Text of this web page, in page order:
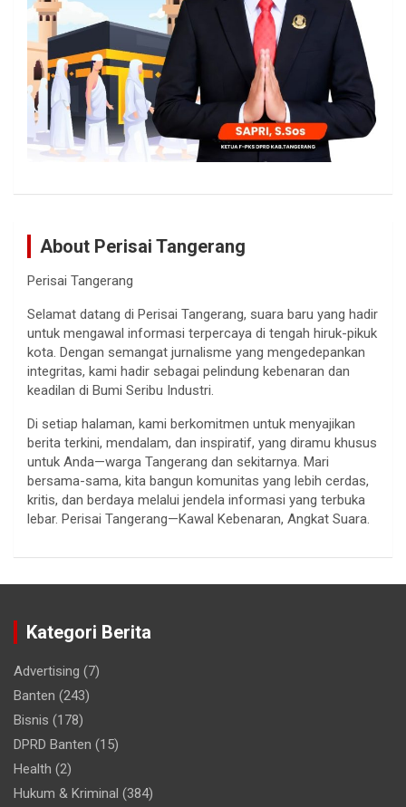
About Perisai Tangerang
Perisai Tangerang
Selamat datang di Perisai Tangerang, suara baru yang hadir
untuk mengawal informasi terpercaya di tengah hiruk-pikuk
kota. Dengan semangat jurnalisme yang mengedepankan
integritas, kami hadir sebagai pelindung kebenaran dan
keadilan di Bumi Seribu Industri.
Di setiap halaman, kami berkomitmen untuk menyajikan
berita terkini, mendalam, dan inspiratif, yang diramu khusus
untuk Anda—warga Tangerang dan sekitarnya. Mari
bersama-sama, kita bangun komunitas yang lebih cerdas,
kritis, dan berdaya melalui jendela informasi yang terbuka
lebar. Perisai Tangerang—Kawal Kebenaran, Angkat Suara.
Kategori Berita
Advertising (7)
Banten (243)
Bisnis (178)
DPRD Banten (15)
Health (2)
Hukum & Kriminal (384)